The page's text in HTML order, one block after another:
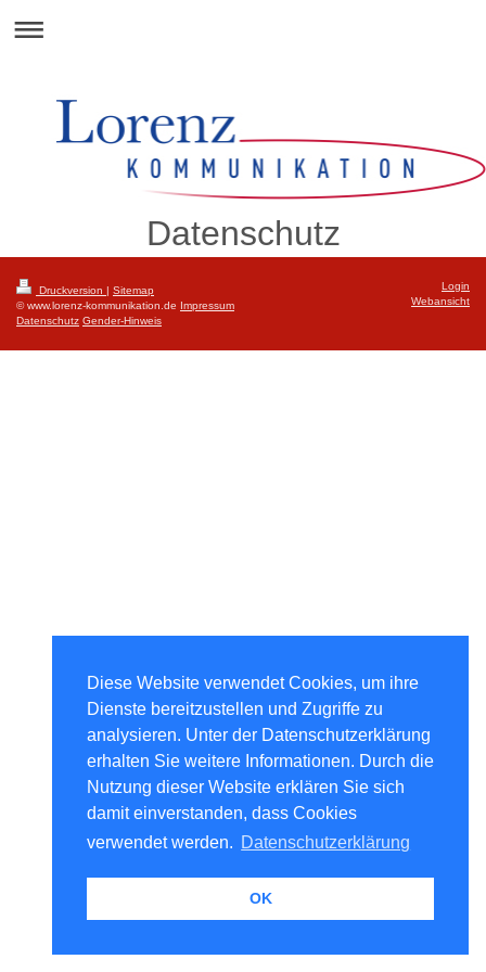
Diese Website verwendet Cookies, um ihre
Dienste bereitzustellen und Zugriffe zu
analysieren. Unter der Datenschutzerklärung
erhalten Sie weitere Informationen. Durch die
Nutzung dieser Website erklären Sie sich
damit einverstanden, dass Cookies
verwendet werden. Datenschutzerklärung
OK
Datenschutz
Druckversion | Sitemap
© www.lorenz-kommunikation.de Impressum
Datenschutz Gender-Hinweis
Login
Webansicht